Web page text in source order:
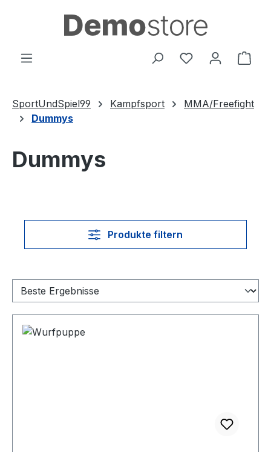
Zum Hauptinhalt springen
Du hast 0
SportUndSpiel99 Kampfsport
MMA/Freefight
Dummys
Dummys
Produkte filtern